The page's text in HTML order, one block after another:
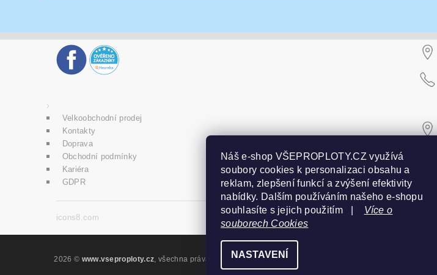
Velkoobchodní prodej
Kontakty
Doprava
Obchodní podmínky
Kariéra
GDPR
icons8.com
2026 © www.vseproploty.cz, všechna práva vyhrazena
Náš e-shop VŠEPROPLOTY.CZ využívá
soubory cookies k personalizaci obsahu a
reklam, zlepšení funkcí a zvýšení efektivity
nabídky. Dalším používáním našeho e-shopu
souhlasíte s jejich použitím | Více o
souborech Cookies
NASTAVENÍ